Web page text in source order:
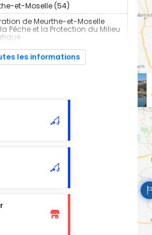
et-Moselle (54)
de Meurthe-et-Moselle
Pêche et la Protection du Milieu
: http://www.peche-
longuyonnaise.htm
les informations